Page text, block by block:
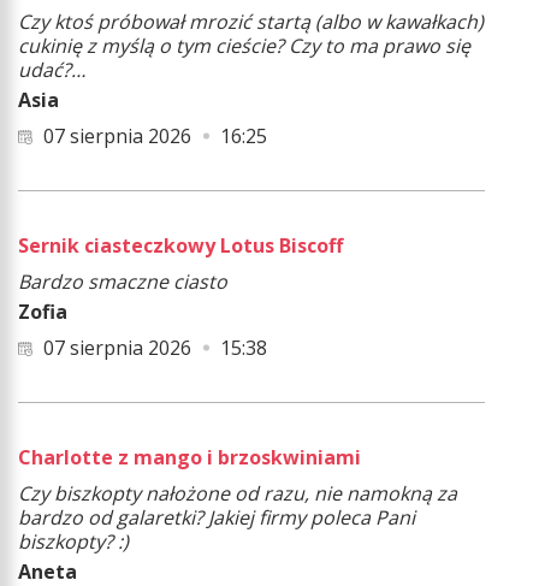
Czy ktoś próbował mrozić startą (albo w kawałkach)
cukinię z myślą o tym cieście? Czy to ma prawo się
udać?…
Asia
07 sierpnia 2026
16:25
Sernik ciasteczkowy Lotus Biscoff
Bardzo smaczne ciasto
Zofia
07 sierpnia 2026
15:38
Charlotte z mango i brzoskwiniami
Czy biszkopty nałożone od razu, nie namokną za
bardzo od galaretki? Jakiej firmy poleca Pani
biszkopty? :)
Aneta